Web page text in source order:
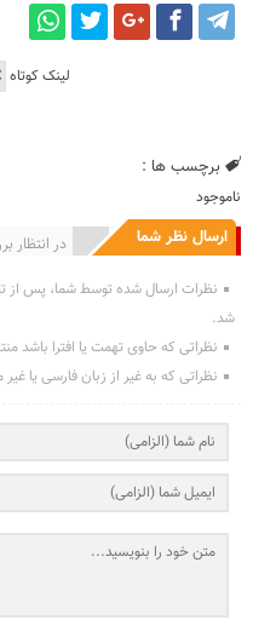
لینک کوتاه
برچسب ها :
ناموجود
ارسال نظر شما در انتظار انتشار یافته : 0
نظرات ارسال شده توسط شما، پس از
شد.
نظراتی که حاوی تهمت یا افترا باشد
نظراتی که به غیر از زبان فارسی یا